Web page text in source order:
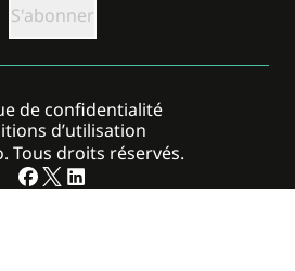
Tous droits réservés.
de confidentialité
d’utilisation